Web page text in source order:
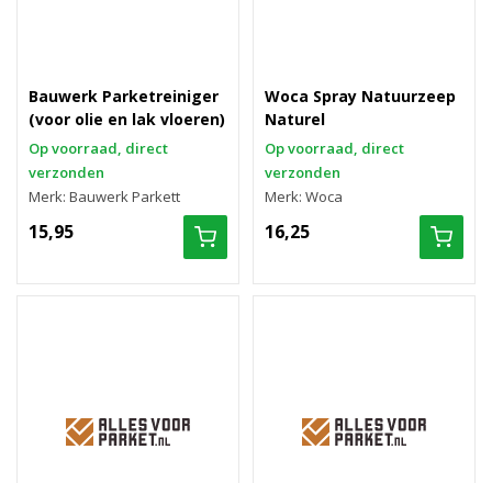
Bauwerk Parketreiniger
(voor olie en lak vloeren)
Op voorraad, direct
verzonden
Merk: Bauwerk Parkett
15,95
Woca Spray Natuurzeep
Naturel
Op voorraad, direct
verzonden
Merk: Woca
16,25